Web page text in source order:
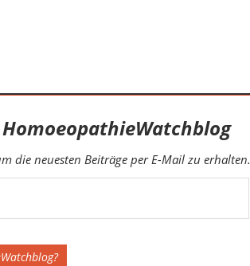
die neuesten Beiträge per E-Mail zu erhalten.